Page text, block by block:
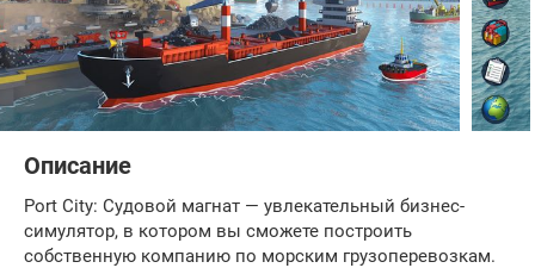
Описание
Port City: Судовой магнат — увлекательный бизнес-
симулятор, в котором вы сможете построить
собственную компанию по морским грузоперевозкам.